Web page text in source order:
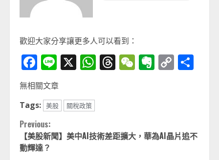
歡迎大家分享讓更多人可以看到：
Facebook
Line
X WhatsApp
Threads
WeChat
Evernote
Copy
無相關文章
Tags: 美股 關稅政策
Continue
Reading
Previous:
【美股新聞】美中AI技術差距擴大，華為AI晶片追不
動輝達？